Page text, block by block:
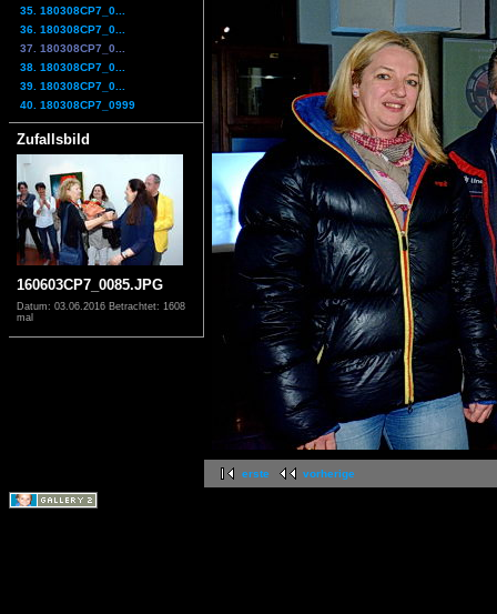
35. 180308CP7_0...
36. 180308CP7_0...
37. 180308CP7_0...
38. 180308CP7_0...
39. 180308CP7_0...
40. 180308CP7_0999
Zufallsbild
160603CP7_0085.JPG
Datum: 03.06.2016 Betrachtet: 1608
mal
erste vorherige